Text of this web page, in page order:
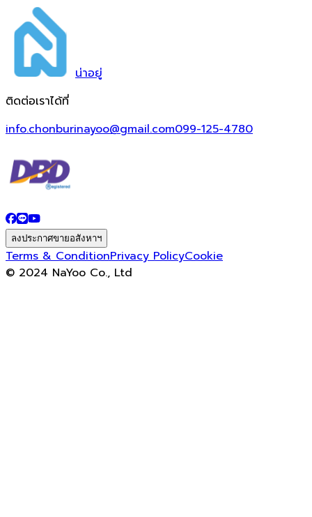
น่าอยู่
ติดต่อเราได้ที่
info.chonburinayoo@gmail.com099-125-4780
ลงประกาศขายอสังหาฯ
Terms & ConditionPrivacy PolicyCookie
© 2024 NaYoo Co., Ltd